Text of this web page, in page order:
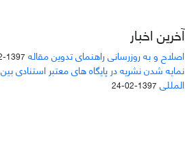
آخرین اخبار
اصلاح و به روزرسانی راهنمای تدوین مقاله 1397-02-24
نمایه شدن نشریه در پایگاه های معتبر استنادی بین
المللی 1397-02-24